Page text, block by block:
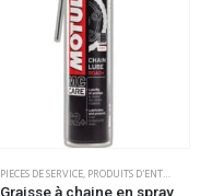
PIECES DE SERVICE, PRODUITS D'ENTRETIEN
Graisse à chaine en spray